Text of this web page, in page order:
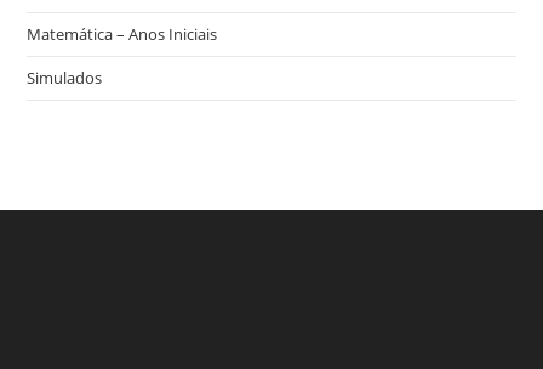
Matemática – Anos Iniciais
Simulados